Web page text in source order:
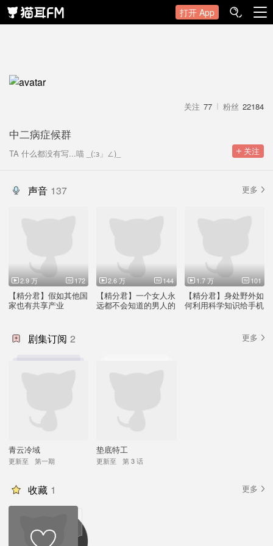
打开 App
粉丝 22184
关注 77
中二病症候群
TA 什么都没有写...喵 _(:з」∠)_ 关注
声音 137 更多
【精分君】假如其他国
家也有共享产业
2.9 万 172
【精分君】一个女人永
远都不会知道的男人的
2.6 万 144
【精分君】身处野外如
何利用科学知识给手机
1.7 万 101
剧集订阅 2 更多
青云冷域
更新至 第一期
垫底特工
更新至 第 3 话
收藏 1 更多